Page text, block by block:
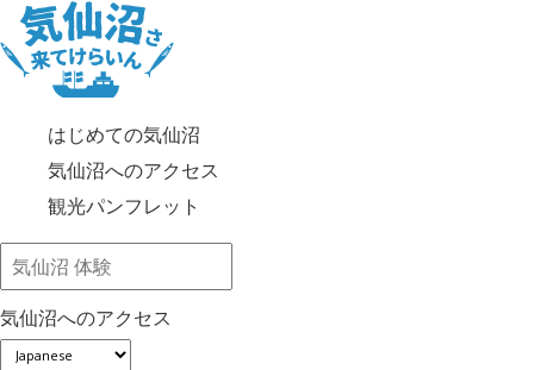
はじめての気仙沼
気仙沼へのアクセス
観光パンフレット
気仙沼へのアクセス